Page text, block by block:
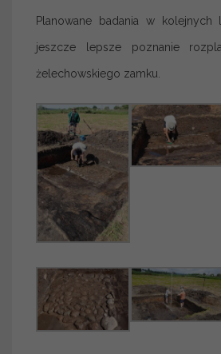
Planowane badania w kolejnych
jeszcze lepsze poznanie
żelechowskiego zamku.